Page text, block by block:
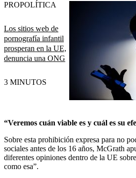
Los sitios web de
pornografía infantil
prosperan en la UE,
denuncia una ONG
PROPOLÍTICA
3 MINUTOS
“Veremos cuán viable es y cuál es su
Sobre esta prohibición expresa para no
sociales antes de los 16 años, McGrath
diferentes opiniones dentro de la UE
como esa”.